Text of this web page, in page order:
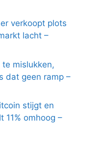
verkoopt plots
lacht –
mislukken,
dat geen ramp –
stijgt en
11% omhoog –